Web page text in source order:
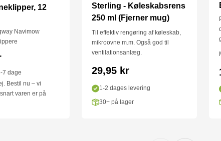
12
Navimow
7 dage
Bestil nu – vi
varen er på
Sterling - Køleskabsrens
250 ml (Fjerner mug)
Til effektiv rengøring af køleskab,
mikroovne m.m. Også god til
ventilationsanlæg.
Salgspris
29,95 kr
1-2 dages levering
30+ på lager